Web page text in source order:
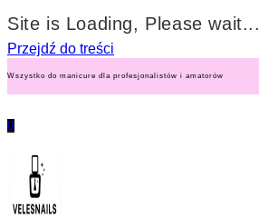
Site is Loading, Please wait...
Przejdź do treści
Wszystko do manicure dla profesjonalistów i amatorów
0